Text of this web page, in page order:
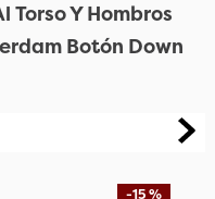
Torso Y Hombros
Botón Down
-15 %